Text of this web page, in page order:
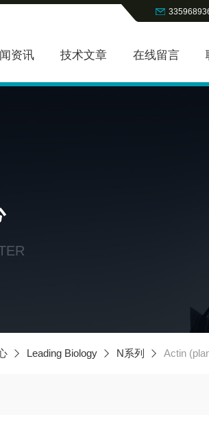
资讯 技术文章 在线留言
Leading Biology N系列 Actin